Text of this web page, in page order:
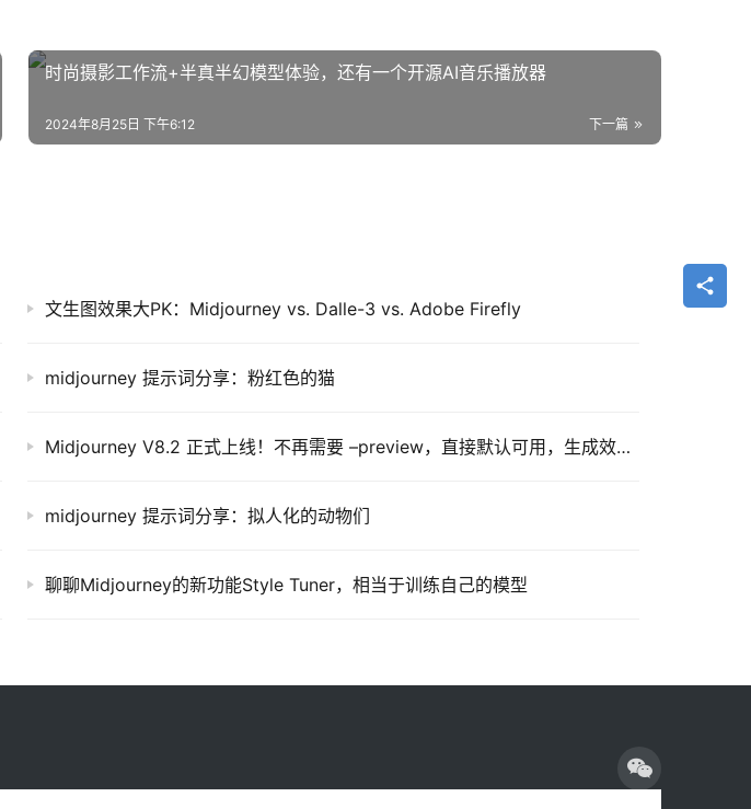
时尚摄影工作流+半真半幻模型体验，还有一个开源AI音乐播放器
下一篇
2024年8月25日 下午6:12
文生图效果大PK：Midjourney vs. Dalle-3 vs. Adobe Firefly
midjourney 提示词分享：粉红色的猫
Midjourney V8.2 正式上线！不再需要 –preview，直接默认可用，生成效果真的惊艳到我了
midjourney 提示词分享：拟人化的动物们
聊聊Midjourney的新功能Style Tuner，相当于训练自己的模型